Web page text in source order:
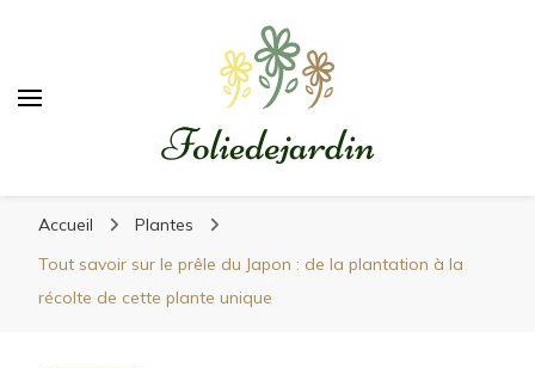
Accueil
Plantes
Tout savoir sur le prêle du Japon : de la plantation à la
récolte de cette plante unique